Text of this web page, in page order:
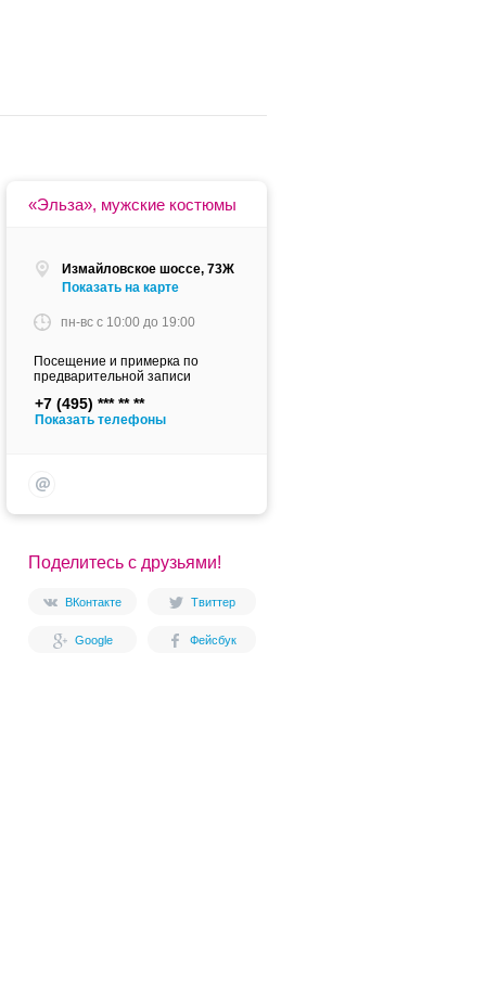
«Эльза», мужские костюмы
Измайловское шоссе, 73Ж
Показать на карте
пн-вс c 10:00 до 19:00
Посещение и примерка по
предварительной записи
+7 (495)
Показать телефоны
Поделитесь с друзьями!
ВКонтакте Твиттер
Google Фейсбук